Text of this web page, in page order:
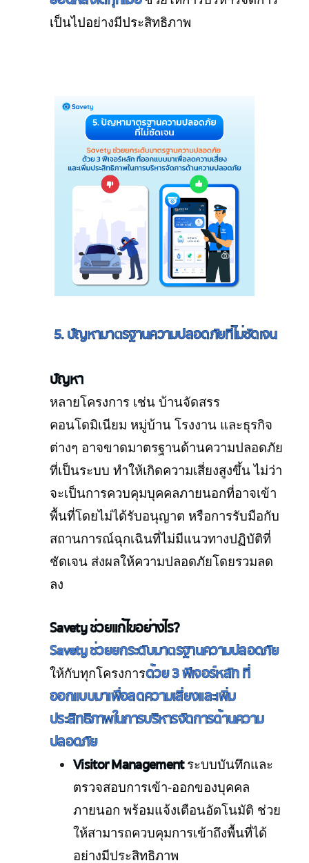
เป็นไปอย่างมีประสิทธิภาพ
5. ปัญหามาตรฐานความปลอดภัยที่ไม่ชัดเจน
ปัญหา
หลายโครงการ เช่น บ้านจัดสรร
คอนโดมิเนียม หมู่บ้าน โรงงาน และธุรกิจ
ต่างๆ อาจขาดมาตรฐานด้านความปลอดภัย
ที่เป็นระบบ ทำให้เกิดความเสี่ยงสูงขึ้น ไม่ว่า
จะเป็นการควบคุมบุคคลภายนอกที่อาจเข้า
พื้นที่โดยไม่ได้รับอนุญาต หรือการรับมือกับ
สถานการณ์ฉุกเฉินที่ไม่มีแนวทางปฏิบัติที่
ชัดเจน ส่งผลให้ความปลอดภัยโดยรวมลด
ลง
Savety ช่วยแก้ไขอย่างไร?
Savety ช่วยยกระดับมาตรฐานความปลอดภัย
ให้กับทุกโครงการด้วย 3 ฟีเจอร์หลัก ที่
ออกแบบมาเพื่อลดความเสี่ยงและเพิ่ม
ประสิทธิภาพในการบริหารจัดการด้านความ
ปลอดภัย
Visitor Managementระบบบันทึกและ
ตรวจสอบการเข้า-ออกของบุคคล
ภายนอก พร้อมแจ้งเตือนอัตโนมัติ ช่วย
ให้สามารถควบคุมการเข้าถึงพื้นที่ได้
อย่างมีประสิทธิภาพ